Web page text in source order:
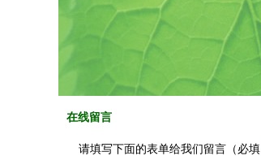
在线留言
请填写下面的表单给我们留言（必填